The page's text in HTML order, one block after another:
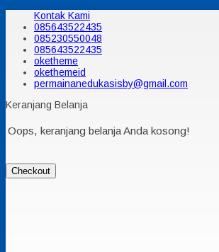
Kontak Kami
085643522435
085230550048
085643522435
oketheme
okethemeid
permainanedukasisby@gmail.com
Keranjang Belanja
Oops, keranjang belanja Anda kosong!
Checkout